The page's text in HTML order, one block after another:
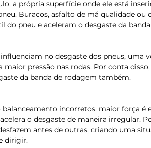
a própria superfície onde ele está
Buracos, asfalto de má qualidade ou
pneu e aceleram o desgaste da
no desgaste dos pneus, uma
pressão nas rodas. Por conta
da banda de rodagem também.
incorretos, maior força é
o desgaste de maneira irregular.
antes de outras, criando uma
dirigir.